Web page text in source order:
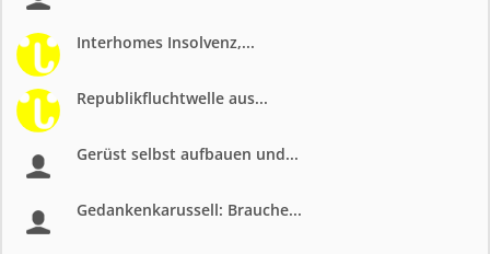
Interhomes Insolvenz,...
Republikfluchtwelle aus...
Gerüst selbst aufbauen und...
Gedankenkarussell: Brauche...